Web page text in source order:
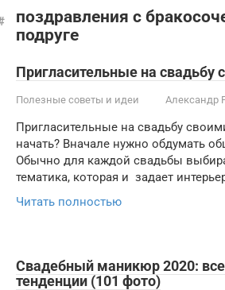
поздравления с
подруге
Пригласительные на свадьбу
Полезные советы и идеи Александр
Пригласительные на свадьбу
начать? Вначале нужно обдумать
Обычно для каждой свадьбы
тематика, которая и задает
Читать полностью
Свадебный маникюр 2020:
тенденции (101 фото)